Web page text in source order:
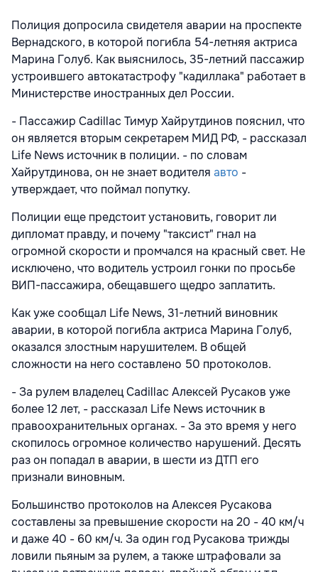
Полиция допросила свидетеля аварии на проспекте
Вернадского, в которой погибла 54-летняя актриса
Марина Голуб. Как выяснилось, 35-летний пассажир
устроившего автокатастрофу "кадиллака" работает в
Министерстве иностранных дел России.
- Пассажир Cadillaс Тимур Хайрутдинов пояснил, что
он является вторым секретарем МИД РФ, - рассказал
Life News источник в полиции. - по словам
Хайрутдинова, он не знает водителя авто -
утверждает, что поймал попутку.
Полиции еще предстоит установить, говорит ли
дипломат правду, и почему "таксист" гнал на
огромной скорости и промчался на красный свет. Не
исключено, что водитель устроил гонки по просьбе
ВИП-пассажира, обещавшего щедро заплатить.
Как уже сообщал Life News, 31-летний виновник
аварии, в которой погибла актриса Марина Голуб,
оказался злостным нарушителем. В общей
сложности на него составлено 50 протоколов.
- За рулем владелец Cadillac Алексей Русаков уже
более 12 лет, - рассказал Life News источник в
правоохранительных органах. - За это время у него
скопилось огромное количество нарушений. Десять
раз он попадал в аварии, в шести из ДТП его
признали виновным.
Большинство протоколов на Алексея Русакова
составлены за превышение скорости на 20 - 40 км/ч
и даже 40 - 60 км/ч. За один год Русакова трижды
ловили пьяным за рулем, а также штрафовали за